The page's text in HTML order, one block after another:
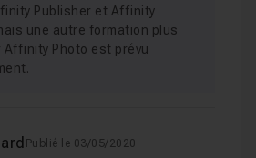
Publisher et Affinity
une autre formation plus
Affinity Photo est prévu
Publié le 03/05/2020